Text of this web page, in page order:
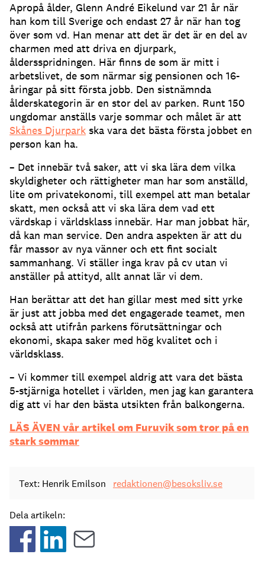
Apropå ålder, Glenn André Eikelund var 21 år när
han kom till Sverige och endast 27 år när han tog
över som vd. Han menar att det är det är en del av
charmen med att driva en djurpark,
åldersspridningen. Här finns de som är mitt i
arbetslivet, de som närmar sig pensionen och 16-
åringar på sitt första jobb. Den sistnämnda
ålderskategorin är en stor del av parken. Runt 150
ungdomar anställs varje sommar och målet är att
Skånes Djurpark ska vara det bästa första jobbet en
person kan ha.
– Det innebär två saker, att vi ska lära dem vilka
skyldigheter och rättigheter man har som anställd,
lite om privatekonomi, till exempel att man betalar
skatt, men också att vi ska lära dem vad ett
värdskap i världsklass innebär. Har man jobbat här,
då kan man service. Den andra aspekten är att du
får massor av nya vänner och ett fint socialt
sammanhang. Vi ställer inga krav på cv utan vi
anställer på attityd, allt annat lär vi dem.
Han berättar att det han gillar mest med sitt yrke
är just att jobba med det engagerade teamet, men
också att utifrån parkens förutsättningar och
ekonomi, skapa saker med hög kvalitet och i
världsklass.
– Vi kommer till exempel aldrig att vara det bästa
5-stjärniga hotellet i världen, men jag kan garantera
dig att vi har den bästa utsikten från balkongerna.
LÄS ÄVEN vår artikel om Furuvik som tror på en
stark sommar
Text: Henrik Emilson redaktionen@besoksliv.se
Dela artikeln: